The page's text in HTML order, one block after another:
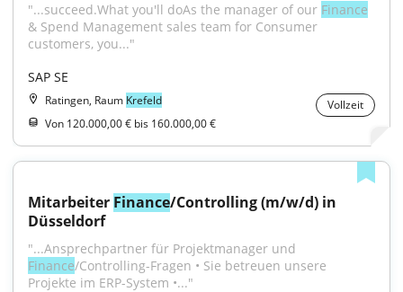
"...succeed.What you'll doAs the manager of our Finance
& Spend Management sales team for Consumer
customers, you..."
SAP SE
Ratingen, Raum Krefeld
Vollzeit
Von 120.000,00 € bis 160.000,00 €
Mitarbeiter Finance/Controlling (m/w/d) in
Düsseldorf
Finance/Controlling-Fragen • Sie betreuen unsere
Projekte im ERP-System •..."